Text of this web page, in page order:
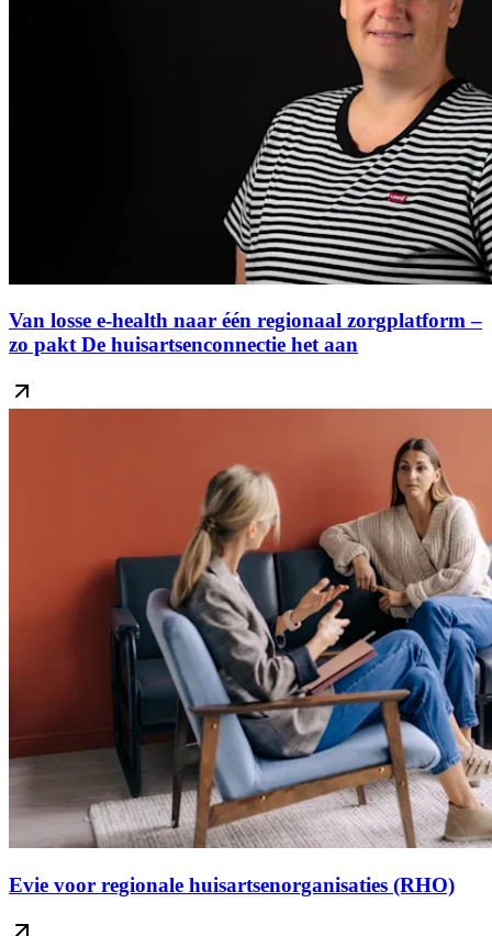
Van losse e-health naar één regionaal zorgplatform –
zo pakt De huisartsenconnectie het aan
Evie voor regionale huisartsenorganisaties (RHO)